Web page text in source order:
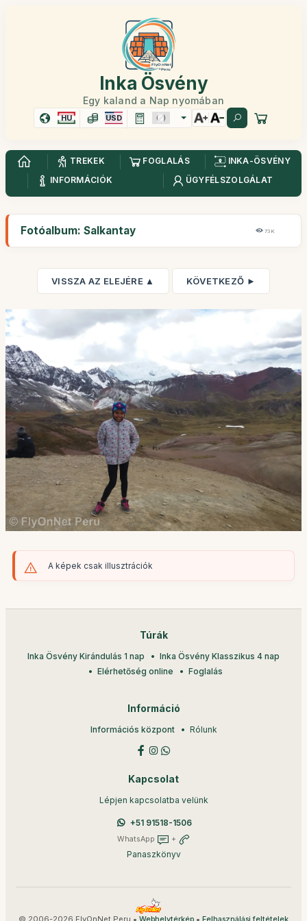
Inka Ösvény
Egy kaland a Nap nyomában
HU USD
TREKEK FOGLALÁS
INKA-ÖSVÉNY
INFORMÁCIÓK
ÜGYFÉLSZOLGÁLAT
Fotóalbum: Salkantay 73K
VISSZA AZ ELEJÉRE ▲ KÖVETKEZŐ ►
A képek csak illusztrációk
Túrák
Inka Ösvény Kirándulás 1 nap
Inka Ösvény Klasszikus 4 nap
Elérhetőség online
Foglalás
Információ
Információs központ Rólunk
Kapcsolat
Lépjen kapcsolatba velünk
+51 91518-1506
WhatsApp +
Panaszkönyv
© 2006-2026 FlyOnNet Peru • •